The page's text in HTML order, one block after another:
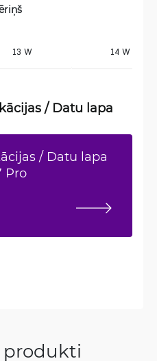
13 W 14 W
/ Datu lapa
/ Datu lapa
Pro
produkti